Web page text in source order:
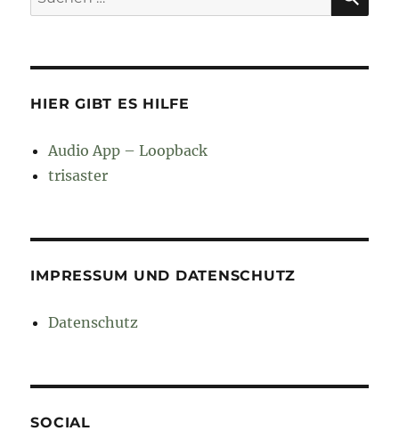
nach:
HIER GIBT ES HILFE
Audio App – Loopback
trisaster
IMPRESSUM UND DATENSCHUTZ
Datenschutz
SOCIAL